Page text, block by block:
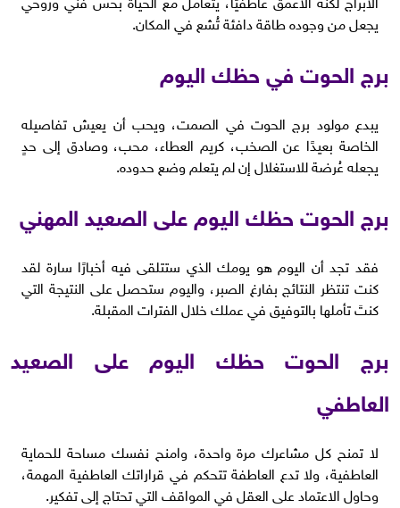
يجعل من وجوده طاقة دافئة تُشع في المكان.
برج الحوت في حظك اليوم
يبدع مولود برج الحوت في الصمت، ويحب أن يعيش تفاصيله
الخاصة بعيدًا عن الصخب، كريم العطاء، محب، وصادق إلى حدٍ
يجعله عُرضة للاستغلال إن لم يتعلم وضع حدوده.
برج الحوت حظك اليوم على الصعيد المهني
فقد تجد أن اليوم هو يومك الذي ستتلقى فيه أخبارًا سارة لقد
كنت تنتظر النتائج بفارغ الصبر، واليوم ستحصل على النتيجة التي
كنتَ تأملها بالتوفيق في عملك خلال الفترات المقبلة.
برج الحوت حظك اليوم على الصعيد
العاطفي
لا تمنح كل مشاعرك مرة واحدة، وامنح نفسك مساحة للحماية
العاطفية، ولا تدع العاطفة تتحكم في قراراتك العاطفية المهمة،
وحاول الاعتماد على العقل في المواقف التي تحتاج إلى تفكير.